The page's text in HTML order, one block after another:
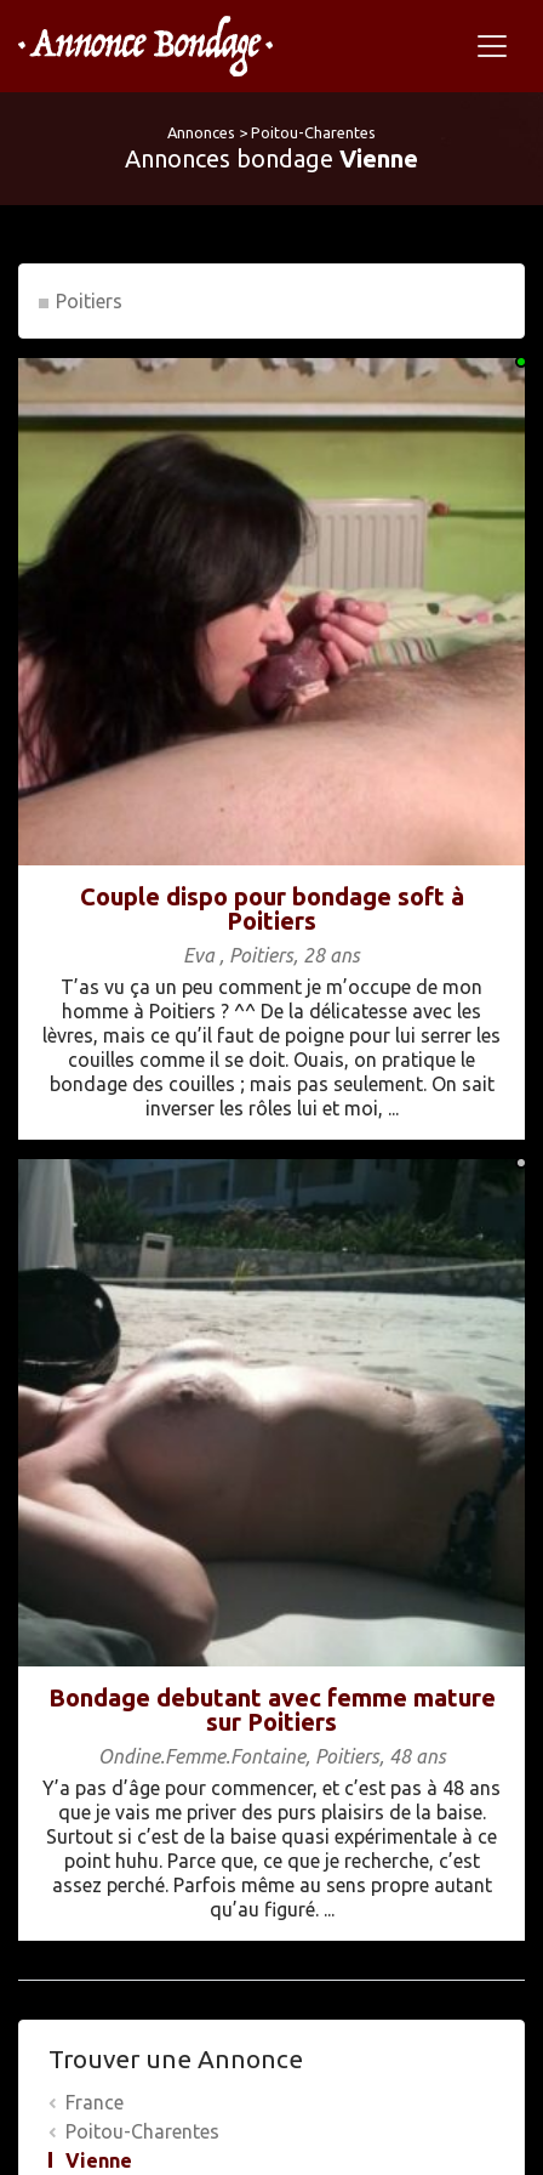
Annonces > Poitou-Charentes
Annonces bondage Vienne
Poitiers
Couple dispo pour bondage soft à
Poitiers
Eva , Poitiers, 28 ans
T’as vu ça un peu comment je m’occupe de mon
homme à Poitiers ? ^^ De la délicatesse avec les
lèvres, mais ce qu’il faut de poigne pour lui serrer les
couilles comme il se doit. Ouais, on pratique le
bondage des couilles ; mais pas seulement. On sait
inverser les rôles lui et moi, ...
Bondage debutant avec femme mature
sur Poitiers
Ondine.Femme.Fontaine, Poitiers, 48 ans
Y’a pas d’âge pour commencer, et c’est pas à 48 ans
que je vais me priver des purs plaisirs de la baise.
Surtout si c’est de la baise quasi expérimentale à ce
point huhu. Parce que, ce que je recherche, c’est
assez perché. Parfois même au sens propre autant
qu’au figuré. ...
Trouver une Annonce
France
Poitou-Charentes
Vienne